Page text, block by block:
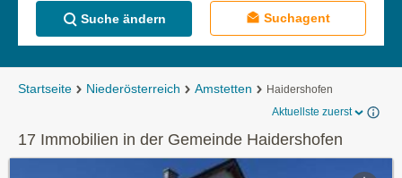
Suche ändern Suchagent
Startseite Niederösterreich Amstetten
Haidershofen
Aktuellste zuerst
17 Immobilien in der Gemeinde Haidershofen